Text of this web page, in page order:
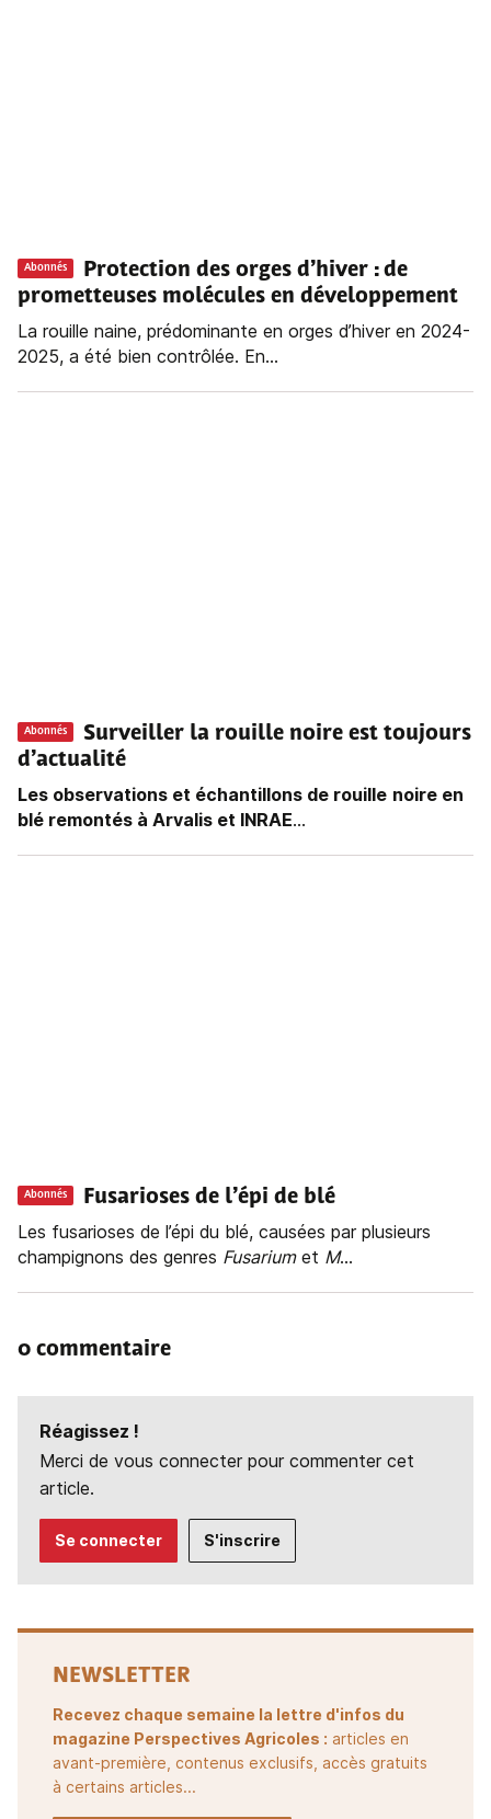
Abonnés
Protection des orges d’hiver : de
prometteuses molécules en développement
La rouille naine, prédominante en orges d’hiver en 2024-
2025, a été bien contrôlée. En...
Abonnés
Surveiller la rouille noire est toujours
d’actualité
Les observations et échantillons de rouille noire en
blé remontés à Arvalis et INRAE...
Abonnés
Fusarioses de l’épi de blé
Les fusarioses de l’épi du blé, causées par plusieurs
champignons des genres Fusarium et M...
0 commentaire
Réagissez !
Merci de vous connecter pour commenter cet
article.
Se connecter S'inscrire
NEWSLETTER
Recevez chaque semaine la lettre d'infos du
magazine Perspectives Agricoles : articles en
avant-première, contenus exclusifs, accès gratuits
à certains articles...